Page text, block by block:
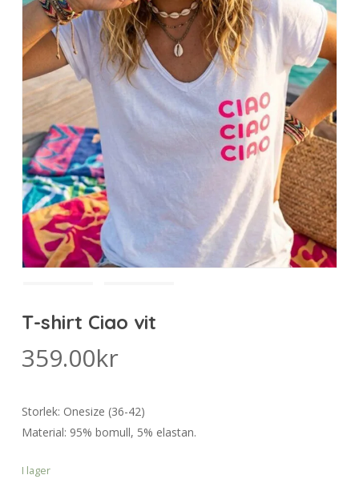
T-shirt Ciao vit
359.00kr
Storlek: Onesize (36-42)
Material: 95% bomull, 5% elastan.
I lager